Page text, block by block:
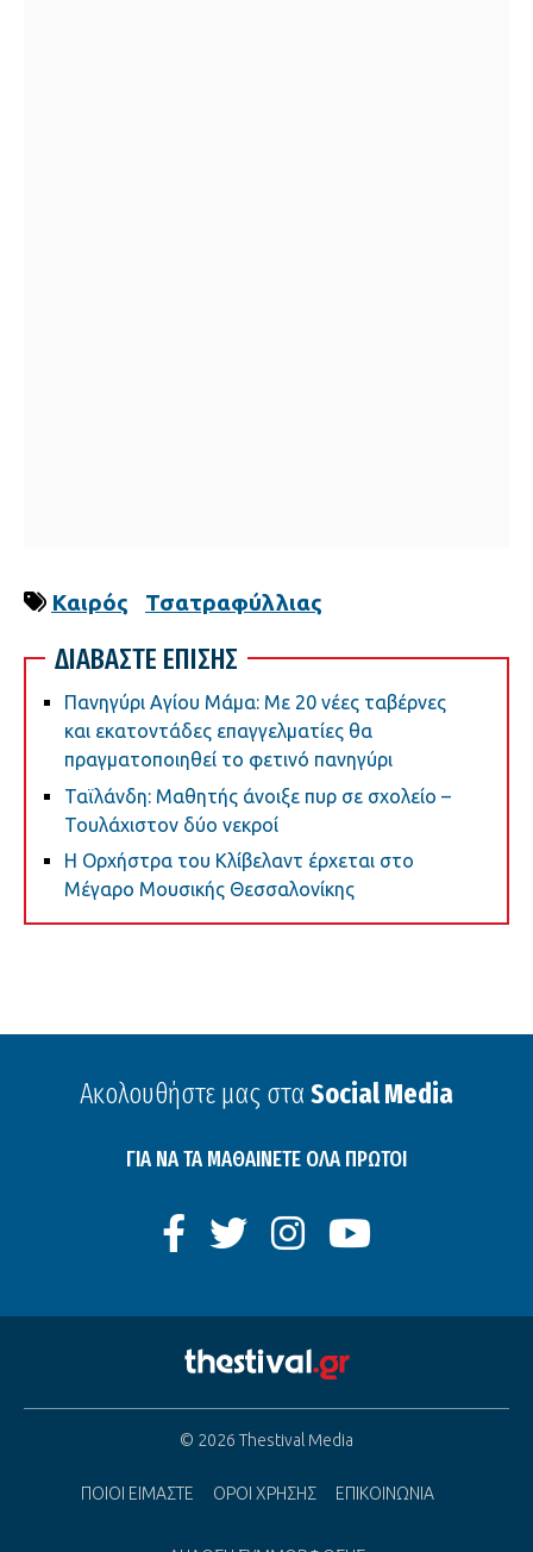
Καιρός Τσατραφύλλιας
ΔΙΑΒΑΣΤΕ ΕΠΙΣΗΣ
Πανηγύρι Αγίου Μάμα: Με 20 νέες ταβέρνες
και εκατοντάδες επαγγελματίες θα
πραγματοποιηθεί το φετινό πανηγύρι
Ταϊλάνδη: Μαθητής άνοιξε πυρ σε σχολείο –
Τουλάχιστον δύο νεκροί
Η Ορχήστρα του Κλίβελαντ έρχεται στο
Μέγαρο Μουσικής Θεσσαλονίκης
Ακολουθήστε μας στα Social Media
ΓΙΑ ΝΑ ΤΑ ΜΑΘΑΙΝΕΤΕ ΟΛΑ ΠΡΩΤΟΙ
© 2026 Thestival Media
ΠΟΙΟΙ ΕΙΜΑΣΤΕ ΟΡΟΙ ΧΡΗΣΗΣ ΕΠΙΚΟΙΝΩΝΙΑ